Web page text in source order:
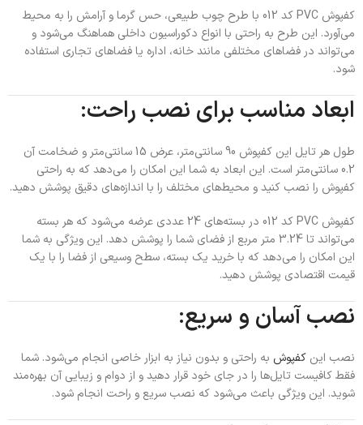
کفپوش PVC کد 012 با طرح چوب طبیعی، حس گرما و آرامش را به محیط
می‌آورد. این طرح به راحتی با انواع دکوراسیون داخلی هماهنگ می‌شود و
می‌تواند در فضاهای مختلفی مانند خانه، اداره یا فضاهای تجاری استفاده
شود.
ابعاد مناسب برای نصب راحت:
طول هر تایل این کفپوش 90 سانتی‌متر، عرض 15 سانتی‌متر و ضخامت آن
0.2 سانتی‌متر است. این ابعاد به شما این امکان را می‌دهد که به راحتی
کفپوش را نصب کنید و محیط‌های مختلف را با اندازه‌های دقیق پوشش دهید.
کفپوش PVC کد 012 در بسته‌های 24 عددی عرضه می‌شود که هر بسته
می‌تواند تا 3.24 متر مربع از فضای شما را پوشش دهد. این ویژگی به شما
این امکان را می‌دهد که با خرید یک بسته، سطح وسیعی از فضا را با یک
قیمت اقتصادی پوشش دهید.
نصب آسان و سریع:
نصب این کفپوش به راحتی و بدون نیاز به ابزار خاصی انجام می‌شود. شما
فقط کافیست تایل‌ها را در جای خود قرار دهید و از دوام و زیبایی آن بهره‌مند
شوید. این ویژگی باعث می‌شود که نصب سریع و راحت انجام شود.